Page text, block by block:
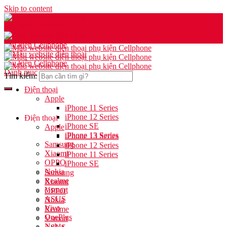
Skip to content
Danh mục
Điện thoại
Apple
iPhone 11 Series
iPhone 12 Series
iPhone SE
iPhone 13 Series
Samsung
Xiaomi
OPPO
Nokia
Realme
Vsmart
ASUS
Vivo
OnePlus
Tìm kiếm:
Điện thoại
Apple
iPhone 13 Series
iPhone 12 Series
iPhone 11 Series
iPhone SE
Samsung
Xiaomi
OPPO
Nokia
Realme
Vsmart